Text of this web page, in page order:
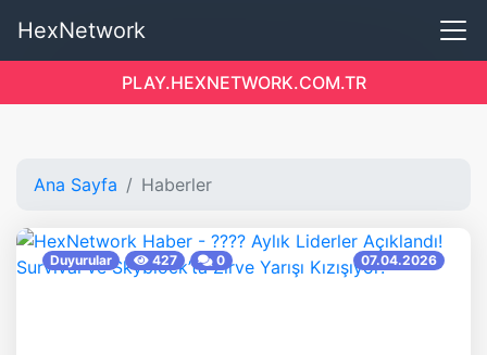
HexNetwork
PLAY.HEXNETWORK.COM.TR
Ana Sayfa Haberler
Duyurular 427 0 07.04.2026